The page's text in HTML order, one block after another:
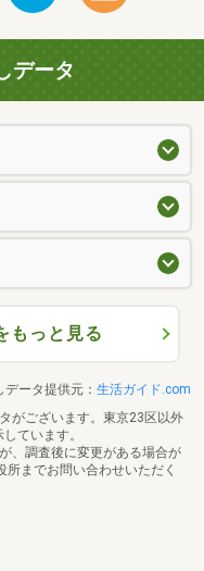
データ
もっと見る
データ提供元： 生活ガイド.com
がございます。東京23区以外
ています。
、調査後に変更がある場合が
までお問い合わせいただく